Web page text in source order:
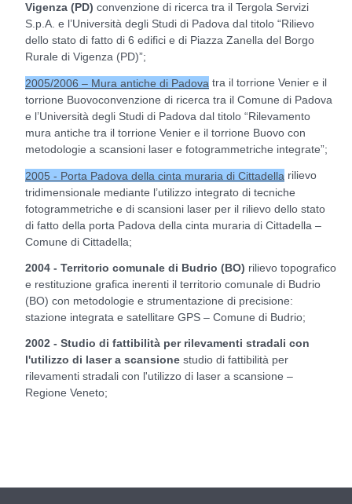
Vigenza (PD) convenzione di ricerca tra il Tergola Servizi
S.p.A. e l’Università degli Studi di Padova dal titolo “Rilievo
dello stato di fatto di 6 edifici e di Piazza Zanella del Borgo
Rurale di Vigenza (PD)”;
2005/2006 – Mura antiche di Padova tra il torrione Venier e il
torrione Buovoconvenzione di ricerca tra il Comune di Padova
e l’Università degli Studi di Padova dal titolo “Rilevamento
mura antiche tra il torrione Venier e il torrione Buovo con
metodologie a scansioni laser e fotogrammetriche integrate”;
2005 - Porta Padova della cinta muraria di Cittadella rilievo
tridimensionale mediante l’utilizzo integrato di tecniche
fotogrammetriche e di scansioni laser per il rilievo dello stato
di fatto della porta Padova della cinta muraria di Cittadella –
Comune di Cittadella;
2004 - Territorio comunale di Budrio (BO) rilievo topografico
e restituzione grafica inerenti il territorio comunale di Budrio
(BO) con metodologie e strumentazione di precisione:
stazione integrata e satellitare GPS – Comune di Budrio;
2002 - Studio di fattibilità per rilevamenti stradali con
l'utilizzo di laser a scansione studio di fattibilità per
rilevamenti stradali con l'utilizzo di laser a scansione –
Regione Veneto;